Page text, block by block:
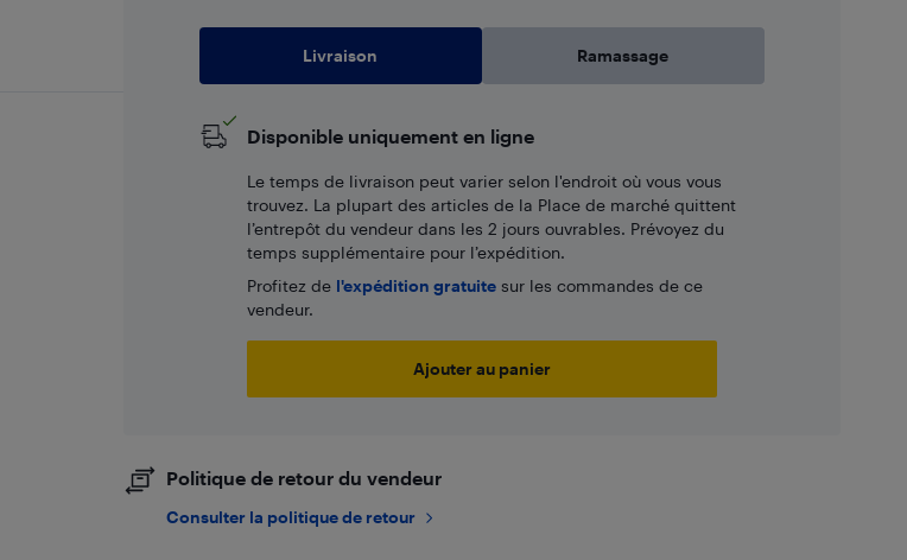
Livraison Ramassage
Disponible uniquement en ligne
Le temps de livraison peut varier selon l'endroit où vous vous
trouvez. La plupart des articles de la Place de marché quittent
l’entrepôt du vendeur dans les 2 jours ouvrables. Prévoyez du
temps supplémentaire pour l’expédition.
Profitez de l'expédition gratuitesur les commandes de ce
vendeur.
Ajouter au panier
Politique de retour du vendeur
Consulter la politique de retour